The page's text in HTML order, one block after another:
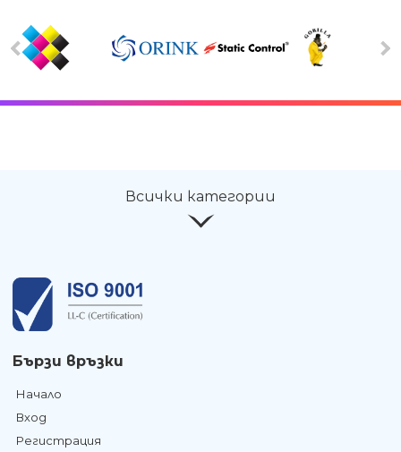
Всички категории
Бързи връзки
Начало
Вход
Регистрация